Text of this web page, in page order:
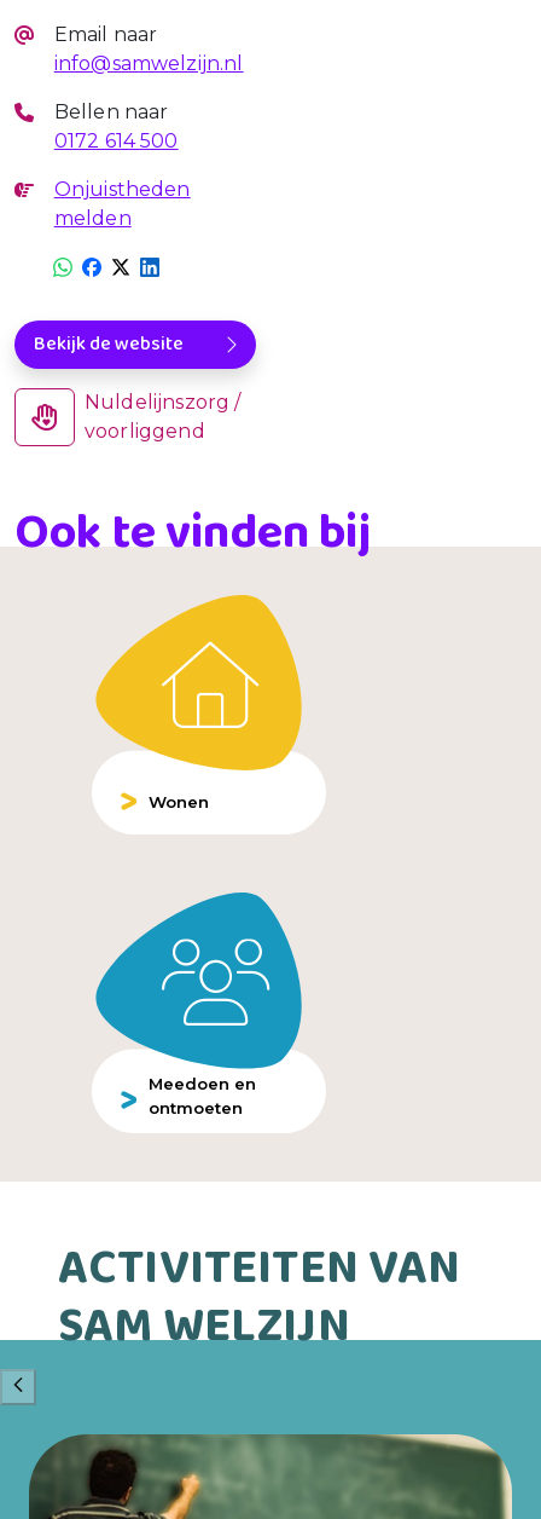
Email naar
info@samwelzijn.nl
Bellen naar
0172 614 500
Onjuistheden
melden
Bekijk de website
Nuldelijnszorg /
voorliggend
Ook te vinden bij
Wonen
Meedoen en
ontmoeten
ACTIVITEITEN VAN
SAM WELZIJN